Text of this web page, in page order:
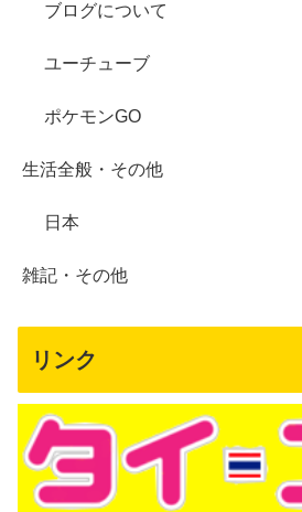
ブログについて
ユーチューブ
ポケモンGO
生活全般・その他
日本
雑記・その他
リンク